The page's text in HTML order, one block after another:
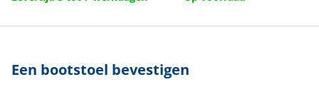
Een bootstoel bevestigen